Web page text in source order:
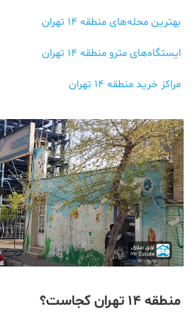
بهترین محله‌های منطقه 14 تهران
ایستگاه‌های مترو منطقه 14 تهران
مراکز خرید منطقه 14 تهران
منطقه 14 تهران کجاست؟